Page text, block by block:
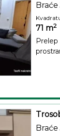
71 m2
Prelep